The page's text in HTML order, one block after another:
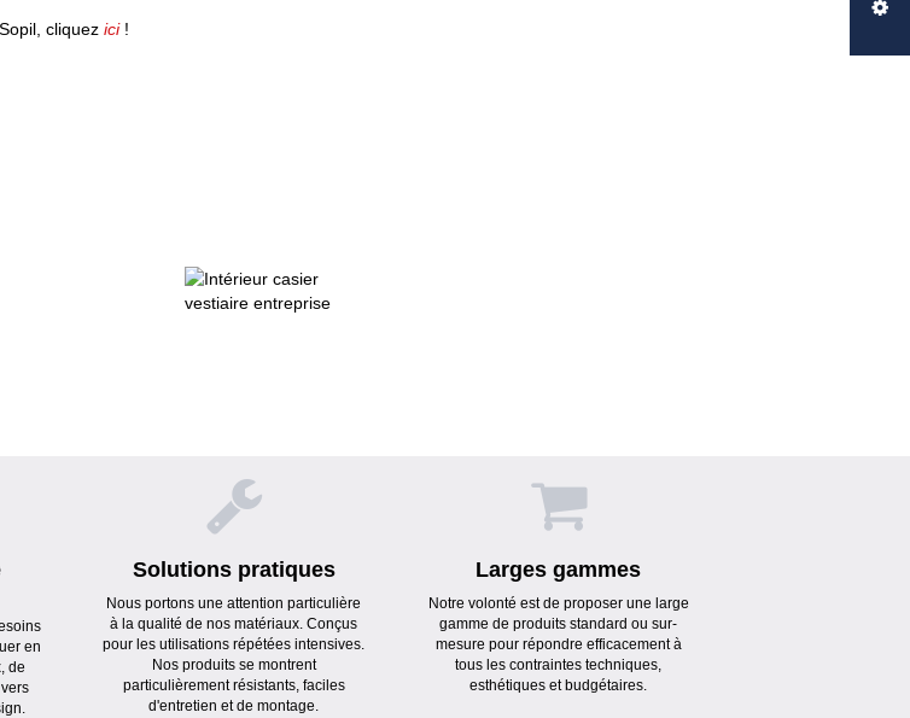
cliquez ici!
en
de
Solutions pratiques
Nous portons une attention particulière
à la qualité de nos matériaux. Conçus
pour les utilisations répétées intensives.
Nos produits se montrent
particulièrement résistants, faciles
d'entretien et de montage.
Larges gammes
Notre volonté est de proposer une large
gamme de produits standard ou sur-
mesure pour répondre efficacement à
tous les contraintes techniques,
esthétiques et budgétaires.